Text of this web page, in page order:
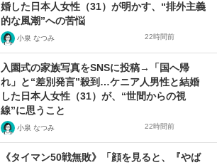
婚した日本人女性（31）が明かす、“排外主義
的な風潮”への苦悩
小泉 なつみ 22時間前
入園式の家族写真をSNSに投稿→「国へ帰
れ」と“差別発言”殺到…ケニア人男性と結婚
した日本人女性（31）が、“世間からの視
線”に思うこと
小泉 なつみ 22時間前
《タイマン50戦無敗》「顔を見ると、『やば